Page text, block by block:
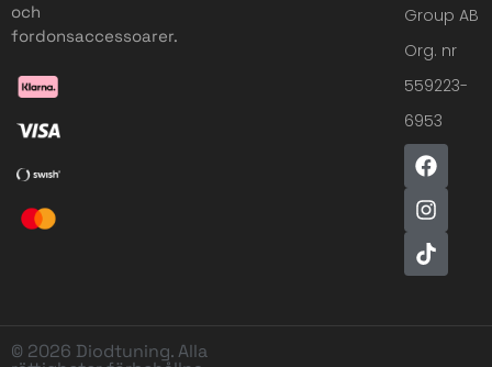
och
fordonsaccessoarer.
Group AB
Org. nr
559223-
6953
© 2026 Diodtuning. Alla